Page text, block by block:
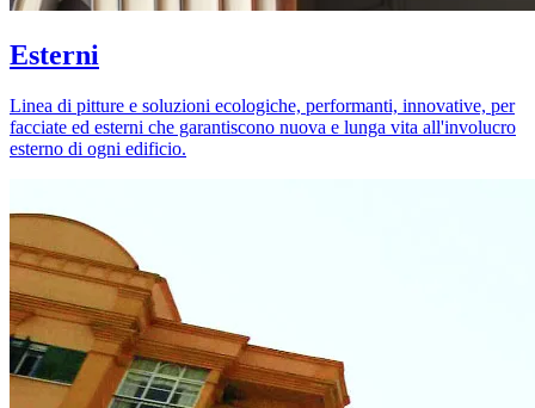
Esterni
Linea di pitture e soluzioni ecologiche, performanti, innovative, per
facciate ed esterni che garantiscono nuova e lunga vita all'involucro
esterno di ogni edificio.